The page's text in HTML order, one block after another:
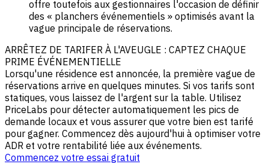
offre toutefois aux gestionnaires l'occasion de définir
des « planchers événementiels » optimisés avant la
vague principale de réservations.
ARRÊTEZ DE TARIFER À L'AVEUGLE : CAPTEZ CHAQUE
PRIME ÉVÉNEMENTIELLE
Lorsqu'une résidence est annoncée, la première vague de
réservations arrive en quelques minutes. Si vos tarifs sont
statiques, vous laissez de l'argent sur la table. Utilisez
PriceLabs pour détecter automatiquement les pics de
demande locaux et vous assurer que votre bien est tarifé
pour gagner. Commencez dès aujourd'hui à optimiser votre
ADR et votre rentabilité liée aux événements.
Commencez votre essai gratuit